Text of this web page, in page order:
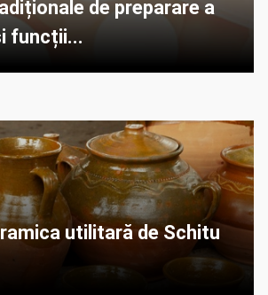
de preparare a
funcții...
utilitară de Schitu